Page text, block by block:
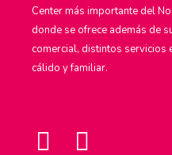
Center más importante del
donde se ofrece además de
comercial, distintos servicios
cálido y familiar.